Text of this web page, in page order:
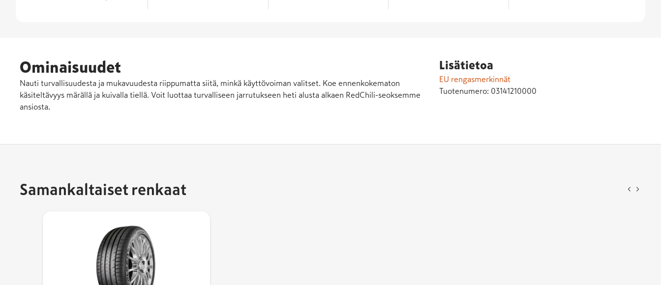
Ominaisuudet
Nauti turvallisuudesta ja mukavuudesta riippumatta siitä, minkä käyttövoiman valitset. Koe ennenkokematon
käsiteltävyys märällä ja kuivalla tiellä. Voit luottaa turvalliseen jarrutukseen heti alusta alkaen RedChili-seoksemme
ansiosta.
Lisätietoa
EU rengasmerkinnät
Tuotenumero: 03141210000
Samankaltaiset renkaat